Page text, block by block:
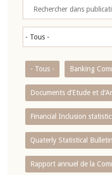
- Tous - Banking
Documents d’Etude et
Financial Inclusion
Quaterly Statistical Bulletin
Rapport annuel de la